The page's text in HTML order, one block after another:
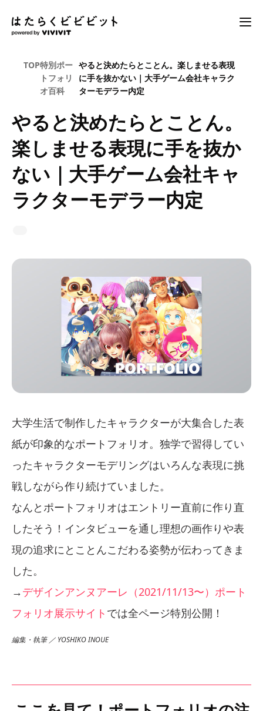
TOP特別ポー
トフォリ
オ百科
やると決めたらとことん。楽しませる表現
に手を抜かない｜大手ゲーム会社キャラク
ターモデラー内定
やると決めたらとことん。
楽しませる表現に手を抜か
ない｜大手ゲーム会社キャ
ラクターモデラー内定
大学生活で制作したキャラクターが大集合した表
紙が印象的なポートフォリオ。独学で習得してい
ったキャラクターモデリングはいろんな表現に挑
戦しながら作り続けていました。
なんとポートフォリオはエントリー直前に作り直
したそう！インタビューを通し理想の画作りや表
現の追求にとことんこだわる姿勢が伝わってきま
した。
→デザインアンヌアーレ（2021/11/13〜）ポート
フォリオ展示サイト では全ページ特別公開！
編集・執筆 ／ YOSHIKO INOUE